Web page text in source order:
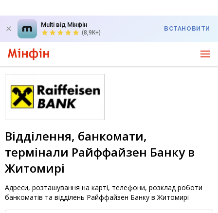
Multi від Мінфін
(8,9K+)
ВСТАНОВИТИ
Відділення, банкомати,
термінали Райффайзен Банку в
Житомирі
Адреси, розташування на карті, телефони, розклад роботи
банкоматів та відділень Райффайзен Банку в Житомирі